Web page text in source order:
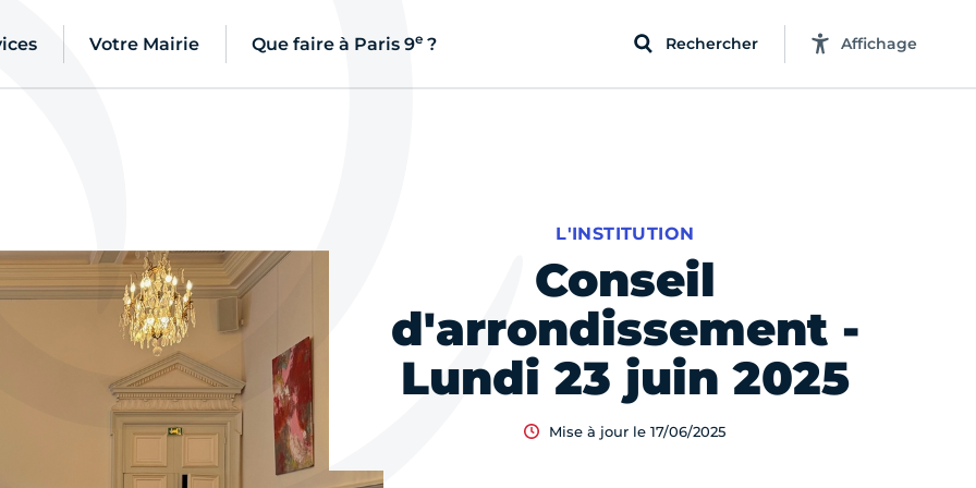
Votre Mairie Que faire à Paris 9e ? Rechercher Affichage
Conseil
d'arrondissement -
Lundi 23 juin 2025
L'INSTITUTION
Mise à jour le 17/06/2025